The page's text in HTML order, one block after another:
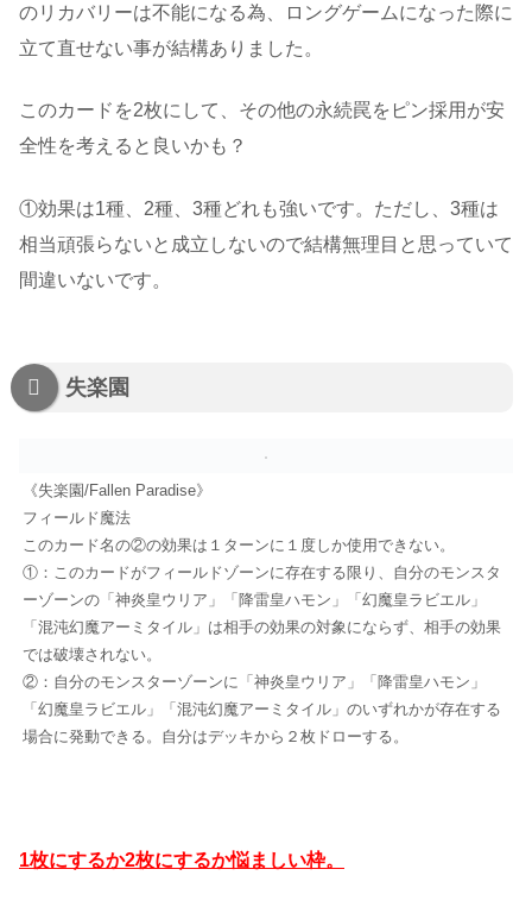
のリカバリーは不能になる為、ロングゲームになった際に
立て直せない事が結構ありました。
このカードを2枚にして、その他の永続罠をピン採用が安
全性を考えると良いかも？
①効果は1種、2種、3種どれも強いです。ただし、3種は
相当頑張らないと成立しないので結構無理目と思っていて
間違いないです。
失楽園
《失楽園/Fallen Paradise》
フィールド魔法
このカード名の②の効果は１ターンに１度しか使用できない。
①：このカードがフィールドゾーンに存在する限り、自分のモンスタ
ーゾーンの「神炎皇ウリア」「降雷皇ハモン」「幻魔皇ラビエル」
「混沌幻魔アーミタイル」は相手の効果の対象にならず、相手の効果
では破壊されない。
②：自分のモンスターゾーンに「神炎皇ウリア」「降雷皇ハモン」
「幻魔皇ラビエル」「混沌幻魔アーミタイル」のいずれかが存在する
場合に発動できる。自分はデッキから２枚ドローする。
1枚にするか2枚にするか悩ましい枠。